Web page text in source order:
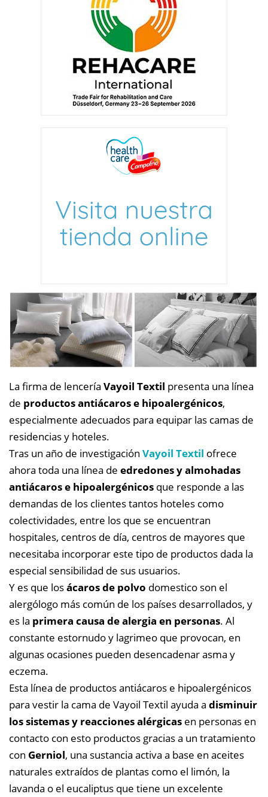
La firma de lencería Vayoil Textil presenta una línea
de productos antiácaros e hipoalergénicos,
especialmente adecuados para equipar las camas de
residencias y hoteles.
Tras un año de investigación Vayoil Textil ofrece
ahora toda una línea de edredones y almohadas
antiácaros e hipoalergénicos que responde a las
demandas de los clientes tantos hoteles como
colectividades, entre los que se encuentran
hospitales, centros de día, centros de mayores que
necesitaba incorporar este tipo de productos dada la
especial sensibilidad de sus usuarios.
Y es que losácaros de polvo domestico son el
alergólogo más común de los países desarrollados, y
es la primera causa de alergia en personas. Al
constante estornudo y lagrimeo que provocan, en
algunas ocasiones pueden desencadenar asma y
eczema.
Esta línea de productos antiácaros e hipoalergénicos
para vestir la cama de Vayoil Textil ayuda a disminuir
los sistemas y reacciones alérgicas en personas en
contacto con esto productos gracias a un tratamiento
con Gerniol, una sustancia activa a base en aceites
naturales extraídos de plantas como el limón, la
lavanda o el eucaliptus que tiene un excelente